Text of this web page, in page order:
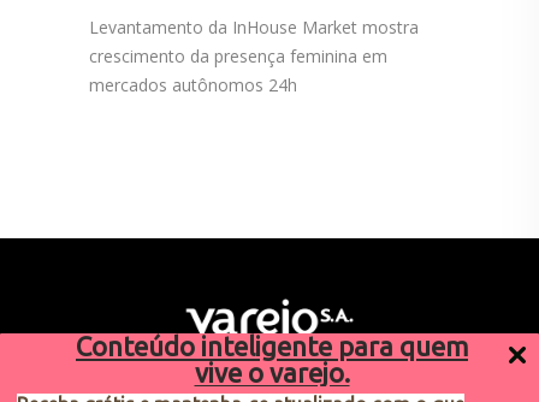
Conteúdo inteligente para quem
vive o varejo.
Levantamento da InHouse Market mostra
crescimento da presença feminina em
mercados autônomos 24h